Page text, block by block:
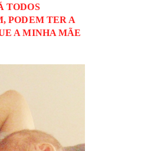
TODOS
PODEM TER A
A MINHA MÃE